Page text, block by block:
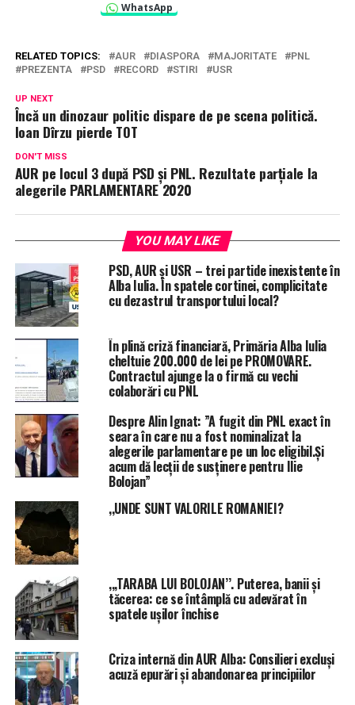
WhatsApp
RELATED TOPICS: AUR DIASPORA MAJORITATE
PNL
PREZENTA
PSD RECORD STIRI USR
UP NEXT
Încă un dinozaur politic dispare de pe scena politică.
Ioan Dîrzu pierde TOT
DON'T MISS
AUR pe locul 3 după PSD și PNL. Rezultate parțiale la
alegerile PARLAMENTARE 2020
YOU MAY LIKE
PSD, AUR și USR – trei partide inexistente în
Alba Iulia. În spatele cortinei, complicitate
cu dezastrul transportului local?
În plină criză financiară, Primăria Alba Iulia
cheltuie 200.000 de lei pe PROMOVARE.
Contractul ajunge la o firmă cu vechi
colaborări cu PNL
Despre Alin Ignat: ”A fugit din PNL exact în
seara în care nu a fost nominalizat la
alegerile parlamentare pe un loc eligibil.Și
acum dă lecții de susținere pentru Ilie
Bolojan”
,,UNDE SUNT VALORILE ROMANIEI?
,,,TARABA LUI BOLOJAN’’. Puterea, banii și
tăcerea: ce se întâmplă cu adevărat în
spatele ușilor închise
Criza internă din AUR Alba: Consilieri excluși
acuză epurări și abandonarea principiilor